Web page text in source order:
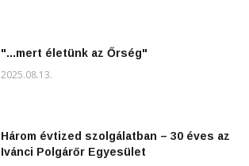
"...mert életünk az Őrség"
2025.08.13.
Három évtized szolgálatban – 30 éves az
Ivánci Polgárőr Egyesület